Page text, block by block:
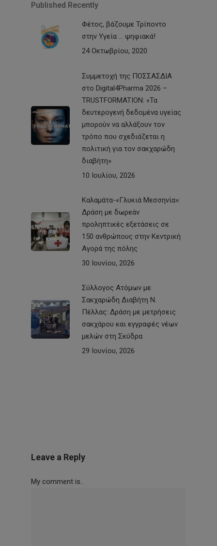
Published Recently
Φέτος, βάζουμε Τρίποντο
στην Υγεία … ψηφιακά!
24 Οκτωβρίου, 2020
Συμμετοχή της ΠΟΣΣΑΣΔΙΑ
στο Digital4Pharma 2026 –
TRUSTFORMATION: «Τα
δευτερογενή δεδομένα υγείας
μπορούν να αλλάξουν τον
τρόπο που σχεδιάζεται η
πολιτική για τον σακχαρώδη
διαβήτη»
10 Ιουλίου, 2026
Καλαμάτα-«Γλυκιά Μεσσηνία»:
Δράση με δωρεάν
προληπτικές εξετάσεις σε
150 ανθρώπους στην Κεντρική
Αγορά της πόλης
30 Ιουνίου, 2026
Σύλλογος Ατόμων με
Σακχαρώδη Διαβήτη Ν.
Πέλλας: Δράση με μετρήσεις
σακχάρου και εγγραφές νέων
μελών στη Σκύδρα
29 Ιουνίου, 2026
Leave a Reply
My comment is..